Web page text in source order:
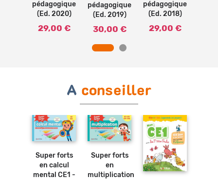
pédagogique
(Ed. 2020)
29,00 €
pédagogique
(Ed. 2019)
30,00 €
pédagogique
(Ed. 2018)
29,00 €
A conseiller
Ajouter
au
Super forts
en calcul
mental CE1 -
Ajouter
au
Super forts
en
multiplication
Ajouter
au